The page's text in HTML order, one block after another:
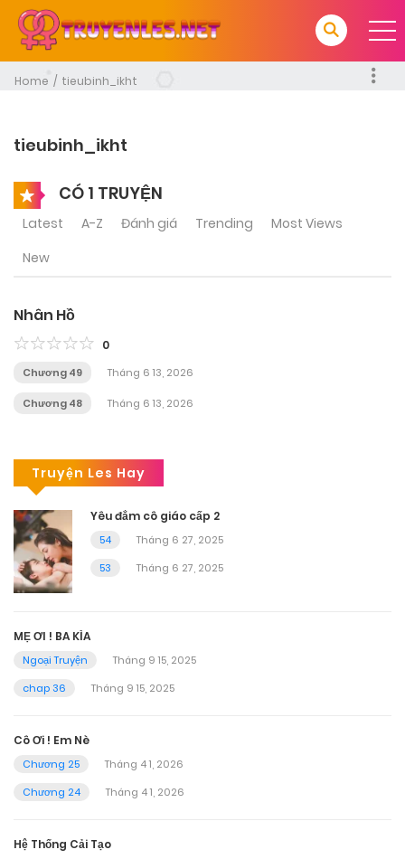
Home tieubinh_ikht
tieubinh_ikht
CÓ 1 TRUYỆN
Latest A-Z Đánh giá Trending
Most Views
New
Nhân Hồ
0
Chương 49 Tháng 6 13, 2026
Chương 48 Tháng 6 13, 2026
Truyện Les Hay
Yêu đắm cô giáo cấp 2
54
Tháng 6 27, 2025
53
Tháng 6 27, 2025
MẸ ƠI ! BA KÌA
Ngoại Truyện
Tháng 9 15, 2025
chap 36
Tháng 9 15, 2025
Cô Ơi ! Em Nè
Chương 25
Tháng 4 1, 2026
Chương 24
Tháng 4 1, 2026
Hệ Thống Cải Tạo